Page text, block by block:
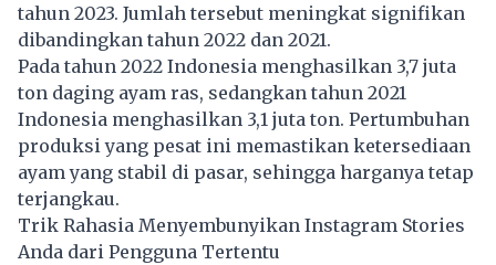
tahun 2023. Jumlah tersebut meningkat signifikan
dibandingkan tahun 2022 dan 2021.
Pada tahun 2022 Indonesia menghasilkan 3,7 juta
ton daging ayam ras, sedangkan tahun 2021
Indonesia menghasilkan 3,1 juta ton. Pertumbuhan
produksi yang pesat ini memastikan ketersediaan
ayam yang stabil di pasar, sehingga harganya tetap
terjangkau.
Trik Rahasia Menyembunyikan Instagram Stories
Anda dari Pengguna Tertentu